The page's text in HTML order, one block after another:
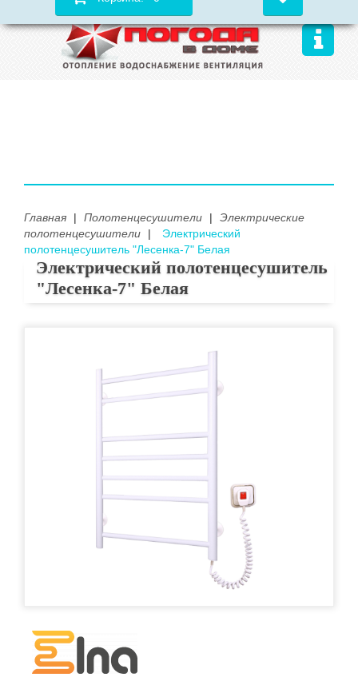
Главная | Полотенцесушители |
Электрические
полотенцесушители
|
Электрический
полотенцесушитель "Лесенка-7" Белая
Электрический полотенцесушитель
"Лесенка-7" Белая